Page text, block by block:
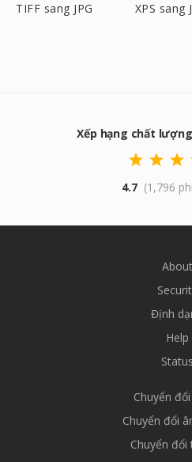
TIFF sang JPG XPS sang
Xếp hạng chất lượng
4.7 (1,796
About
Định
Help
Status
Chuyển
Chuyển đổi
Chuyển đổi